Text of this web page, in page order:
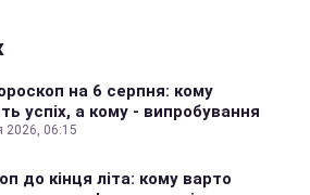
на 6 серпня: кому
успіх, а кому - випробування
2026, 06:15
до кінця літа: кому варто